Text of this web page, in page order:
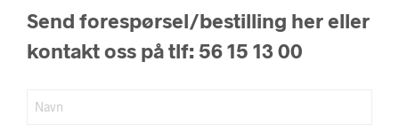
Send forespørsel/bestilling her eller
kontakt oss på tlf: 56 15 13 00